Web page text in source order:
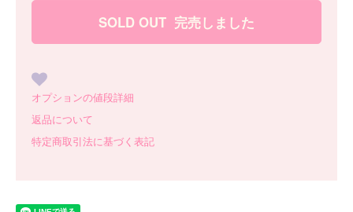
オプションの値段詳細
返品について
特定商取引法に基づく表記